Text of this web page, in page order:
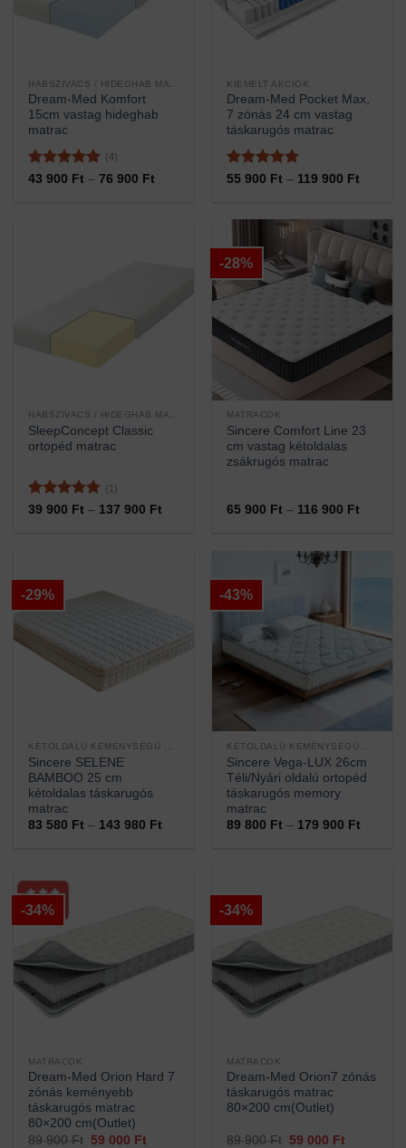
Dream-Med Komfort
15cm vastag hideghab
matrac
Értékelés:5
(4)
43 900 Ft – 76 900 FtÁrtartomány:
KIEMELT AKCIÓK
Dream-Med Pocket Max,
7 zónás 24 cm vastag
táskarugós matrac
Értékelés:5
55 900 Ft – 119 900 Ft
119
900 Ft
HABSZIVACS / HIDEGHAB MATRACOK
SleepConcept Classic
ortopéd matrac
Értékelés:5
(1)
39 900 Ft – 137 900 FtÁrtartomány:
-28%
MATRACOK
Sincere Comfort Line 23
cm vastag kétoldalas
zsákrugós matrac
65 900 Ft – 116 900 Ft
-29%
Sincere SELENE
BAMBOO 25 cm
kétoldalas táskarugós
matrac
83 580 Ft – 143 980 FtÁrtartomány:
-43%
Sincere Vega-LUX 26cm
Téli/Nyári oldalú ortopéd
táskarugós memory
matrac
89 800 Ft – 179 900 Ft
-34%
MATRACOK
Dream-Med Orion Hard 7
zónás keményebb
táskarugós matrac
80×200 cm(Outlet)
89 900Ft Original
59 000 FtCurrent
-34%
MATRACOK
Dream-Med Orion7 zónás
táskarugós matrac
80×200 cm(Outlet)
89 900Ft Original
59 000 FtCurrent